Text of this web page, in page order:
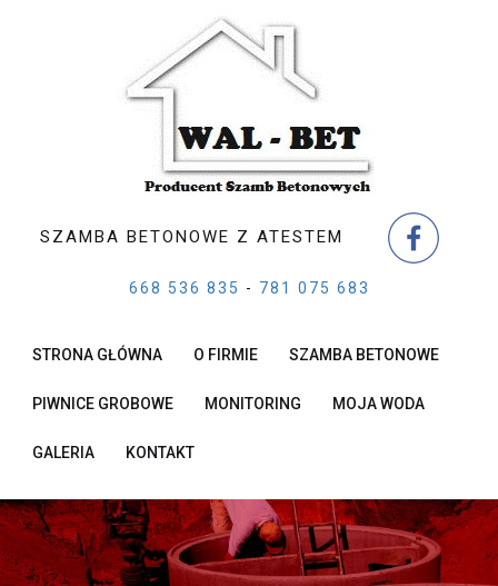
SZAMBA BETONOWE Z ATESTEM
668 536 835 - 781 075 683
STRONA GŁÓWNA O FIRMIE SZAMBA BETONOWE
PIWNICE GROBOWE MONITORING MOJA WODA
GALERIA KONTAKT